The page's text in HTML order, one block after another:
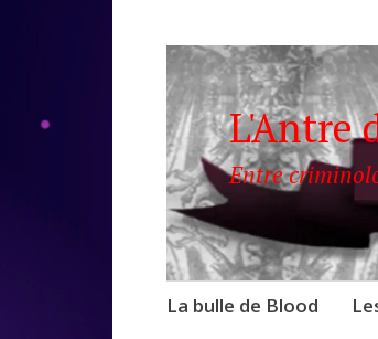
L'Antre
Entre
Accéder
La bulle de Blood